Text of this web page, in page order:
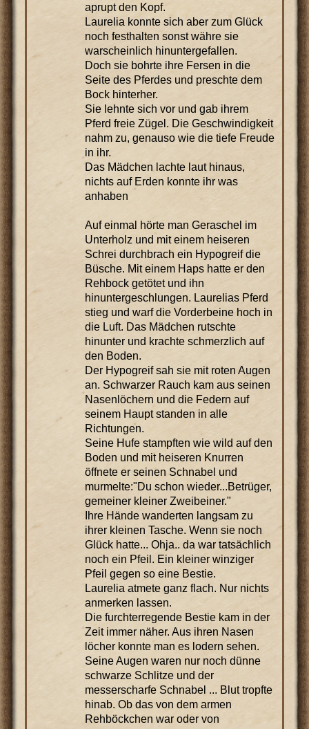
aprupt den Kopf.
Laurelia konnte sich aber zum Glück
noch festhalten sonst währe sie
warscheinlich hinuntergefallen.
Doch sie bohrte ihre Fersen in die
Seite des Pferdes und preschte dem
Bock hinterher.
Sie lehnte sich vor und gab ihrem
Pferd freie Zügel. Die Geschwindigkeit
nahm zu, genauso wie die tiefe Freude
in ihr.
Das Mädchen lachte laut hinaus,
nichts auf Erden konnte ihr was
anhaben
Auf einmal hörte man Geraschel im
Unterholz und mit einem heiseren
Schrei durchbrach ein Hypogreif die
Büsche. Mit einem Haps hatte er den
Rehbock getötet und ihn
hinuntergeschlungen. Laurelias Pferd
stieg und warf die Vorderbeine hoch in
die Luft. Das Mädchen rutschte
hinunter und krachte schmerzlich auf
den Boden.
Der Hypogreif sah sie mit roten Augen
an. Schwarzer Rauch kam aus seinen
Nasenlöchern und die Federn auf
seinem Haupt standen in alle
Richtungen.
Seine Hufe stampften wie wild auf den
Boden und mit heiseren Knurren
öffnete er seinen Schnabel und
murmelte:"Du schon wieder...Betrüger,
gemeiner kleiner Zweibeiner."
Ihre Hände wanderten langsam zu
ihrer kleinen Tasche. Wenn sie noch
Glück hatte... Ohja.. da war tatsächlich
noch ein Pfeil. Ein kleiner winziger
Pfeil gegen so eine Bestie.
Laurelia atmete ganz flach. Nur nichts
anmerken lassen.
Die furchterregende Bestie kam in der
Zeit immer näher. Aus ihren Nasen
löcher konnte man es lodern sehen.
Seine Augen waren nur noch dünne
schwarze Schlitze und der
messerscharfe Schnabel ... Blut tropfte
hinab. Ob das von dem armen
Rehböckchen war oder von